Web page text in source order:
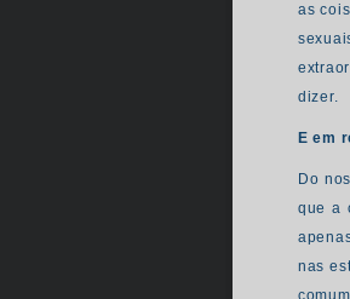
as
dizer.
E em
Do
que a
nas